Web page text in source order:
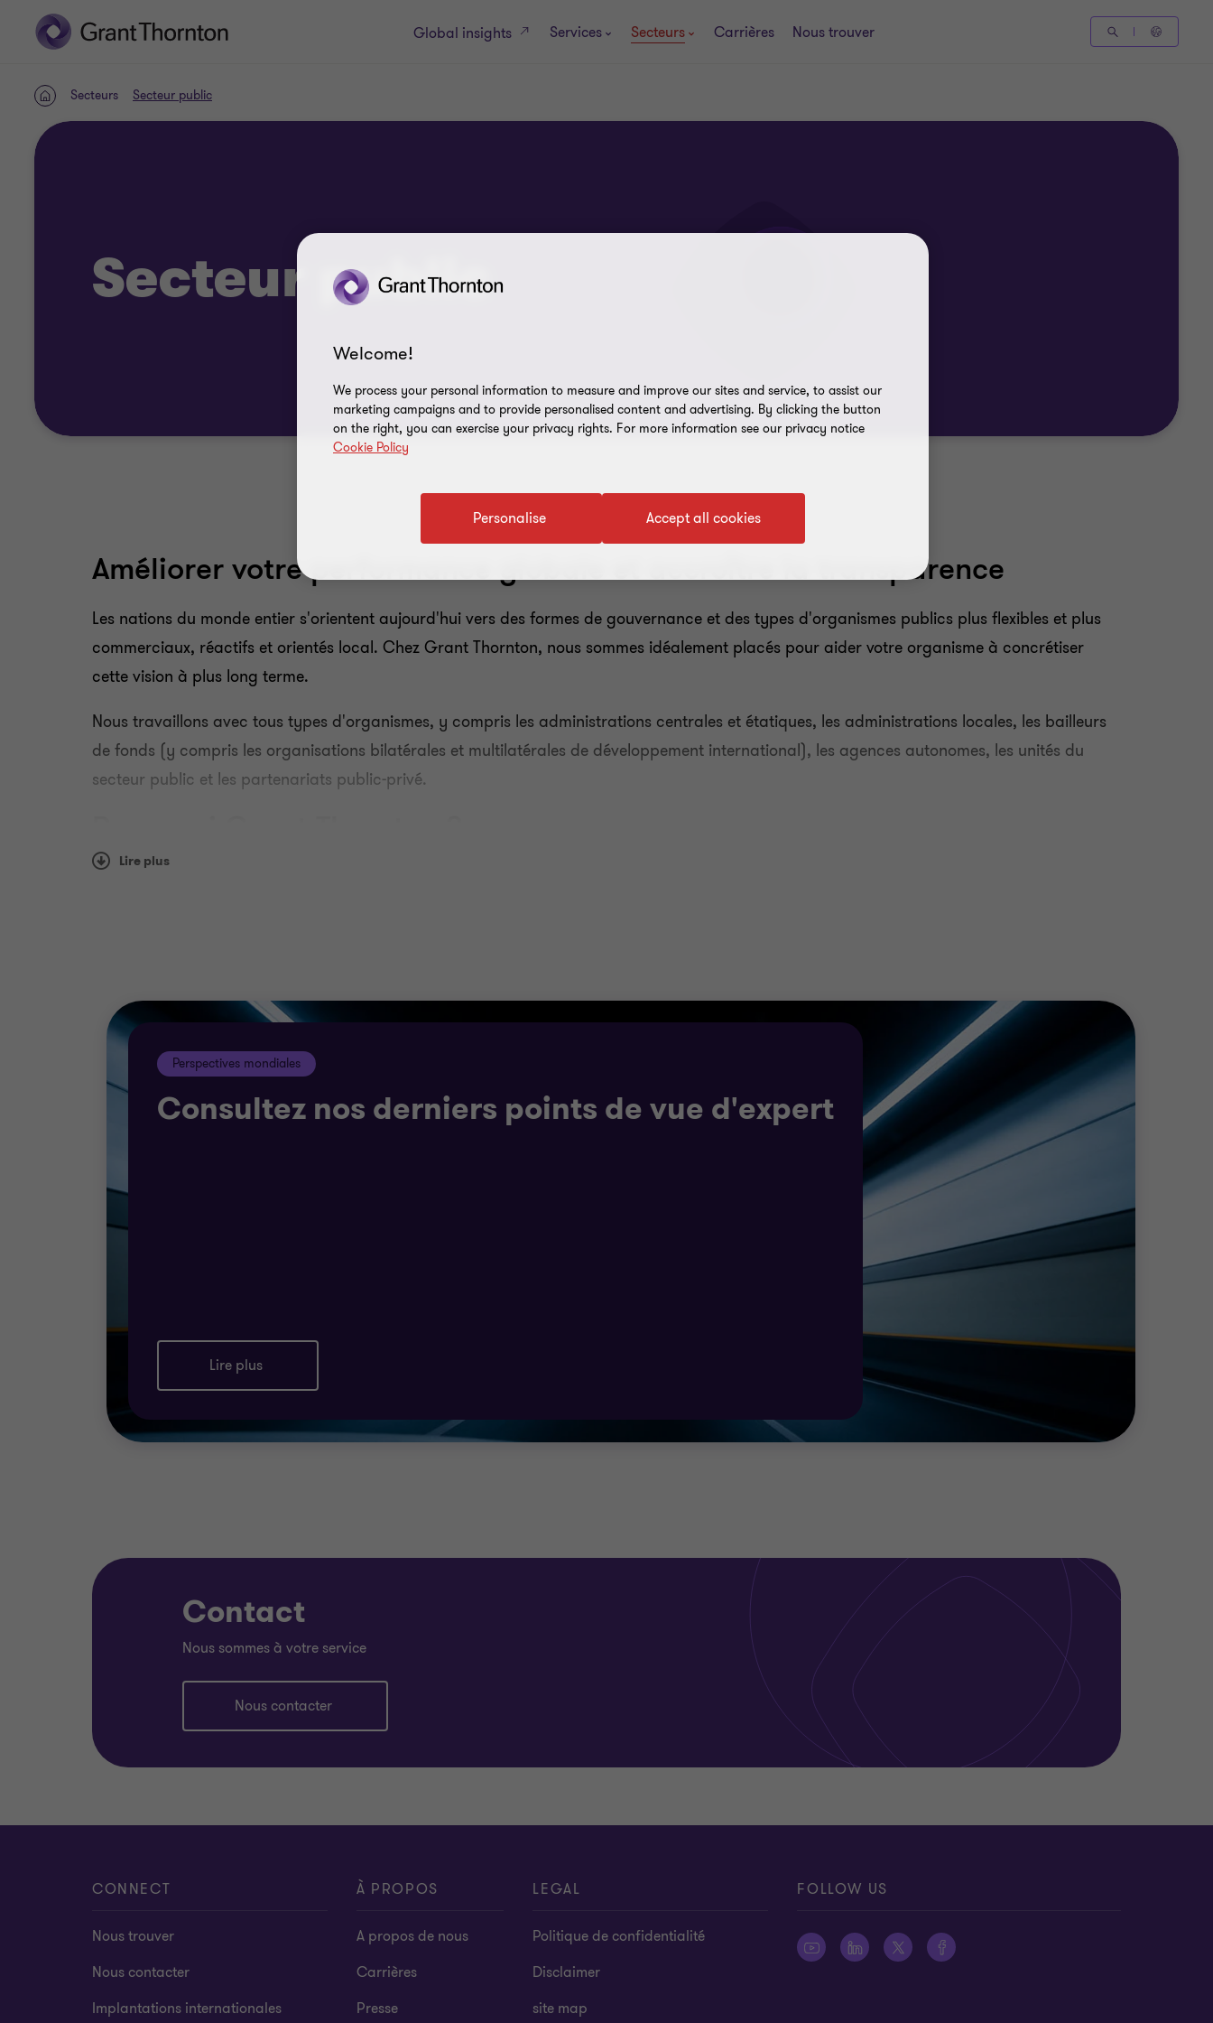
Global insights Services Secteurs Carrières Nous trouver
ACCUEIL
Secteurs Secteur public
Secteur public
Améliorer votre performance globale et accroître la transparence
Les nations du monde entier s'orientent aujourd'hui vers des formes de gouvernance et des types d'organismes publics plus flexibles et plus
commerciaux, réactifs et orientés local. Chez Grant Thornton, nous sommes idéalement placés pour aider votre organisme à concrétiser
cette vision à plus long terme.
Nous travaillons avec tous types d'organismes, y compris les administrations centrales et étatiques, les administrations locales, les bailleurs
de fonds (y compris les organisations bilatérales et multilatérales de développement international), les agences autonomes, les unités du
secteur public et les partenariats public-privé.
Nos équipes chargées du secteur public ont une grande expérience des questions spécifiques à votre organisation.
Lire plus
Perspectives mondiales
Consultez nos derniers points de vue d'expert
Lire plus
Contact
Nous sommes à votre service
Nous contacter
CONNECT
Nous trouver
Nous contacter
Implantations internationales
À PROPOS
A propos de nous
Carrières
Presse
LEGAL
Politique de confidentialité
Disclaimer
site map
FOLLOW US
Welcome!
We process your personal information to measure and improve our sites and service, to assist our
marketing campaigns and to provide personalised content and advertising. By clicking the button
on the right, you can exercise your privacy rights. For more information see our privacy notice
Cookie Policy
Accept all cookies
Personalise